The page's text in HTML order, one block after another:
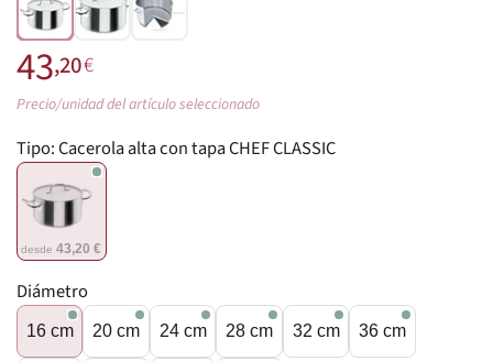
43,20€
Precio/unidad del artículo seleccionado
Tipo:Cacerola alta con tapa CHEF CLASSIC
desde43,20 €
Diámetro
16 cm 20 cm 24 cm 28 cm 32 cm 36 cm